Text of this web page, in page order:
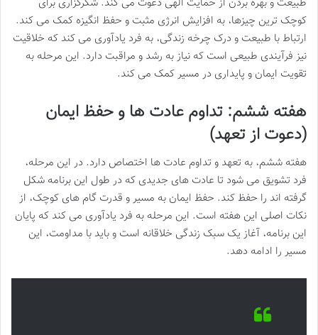
کوچک ترین چیزها، به افزایش انرژی مثبت و حفظ انگیزه کمک می کند.
ارتباط با طبیعت و درک چرخه زندگی، به فرد یادآوری می کند که خلاقیت
نیز فرآیندی طبیعی است که نیاز به رشد و مراقبت دارد. این مرحله به
تقویت ایمان و پایداری در مسیر کمک می کند.
هفته ششم: تداوم عادت ها و حفظ ایمان
(دعوت از تعهد)
هفته ششم، به تعهد و تداوم عادت ها اختصاص دارد. در این مرحله،
فرد تشویق می شود تا عادت های جدیدی که در طول این برنامه شکل
گرفته اند را حفظ کند. حفظ ایمان به مسیر و قدرت گام های کوچک، از
نکات اصلی این هفته است. این مرحله به فرد یادآوری می کند که پایان
این برنامه، آغاز یک سبک زندگی خلاقانه است و باید با مداومت، این
مسیر را ادامه دهد.